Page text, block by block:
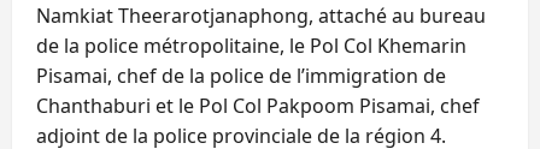
Namkiat Theerarotjanaphong, attaché au bureau
de la police métropolitaine, le Pol Col Khemarin
Pisamai, chef de la police de l’immigration de
Chanthaburi et le Pol Col Pakpoom Pisamai, chef
adjoint de la police provinciale de la région 4.